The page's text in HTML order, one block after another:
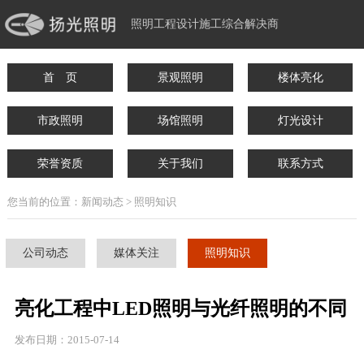
照明工程设计施工综合解决商
首 页 景观照明 楼体亮化
市政照明 场馆照明 灯光设计
荣誉资质 关于我们 联系方式
您当前的位置：新闻动态 > 照明知识
公司动态 媒体关注 照明知识
亮化工程中LED照明与光纤照明的不同
发布日期：2015-07-14